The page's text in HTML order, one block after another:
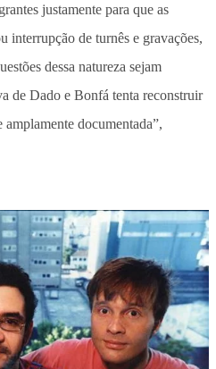
justamente para que as
interrupção de turnês e gravações,
dessa natureza sejam
de Dado e Bonfá tenta reconstruir
documentada”,